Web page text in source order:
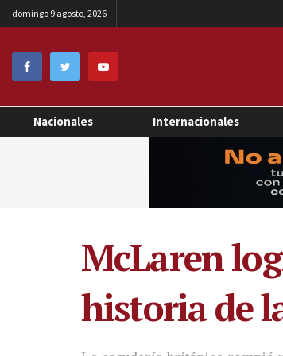
domingo 9 agosto, 2026
Nacionales Internacionales
McLaren
historia de